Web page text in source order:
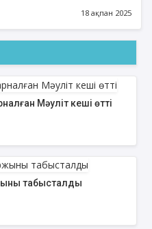
18 ақпан 2025
Мәуліт кеші өтті
табысталды